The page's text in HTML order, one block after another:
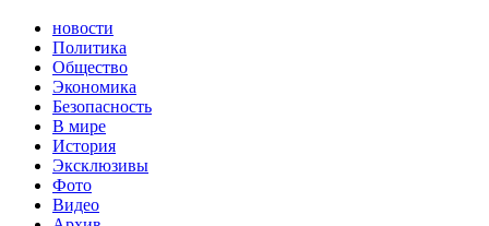
новости
Политика
Общество
Экономика
Безопасность
В мире
История
Эксклюзивы
Фото
Видео